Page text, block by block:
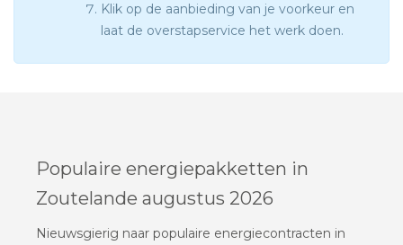
Klik op de aanbieding van je voorkeur en
laat de overstapservice het werk doen.
Populaire energiepakketten in
Zoutelande augustus 2026
Nieuwsgierig naar populaire energiecontracten in